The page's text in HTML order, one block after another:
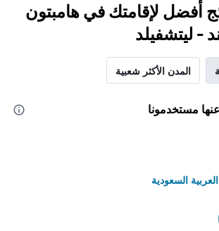
أفضل لإقامتك في هامبتون
- ليتشفيلد
المدن الأكثر شعبية
مستخدمونا
السعودية